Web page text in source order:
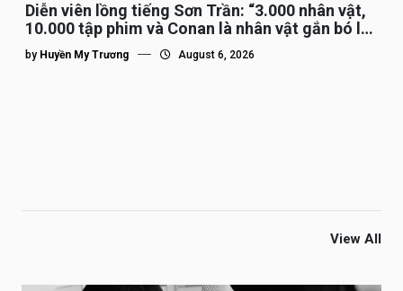
Diễn viên lồng tiếng Sơn Trần: “3.000 nhân vật,
10.000 tập phim và Conan là nhân vật gắn bó lâu
nhất”
by Huyền My Trương August 6, 2026
View All